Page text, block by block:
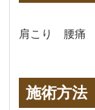
肩こり 腰痛
施術方法